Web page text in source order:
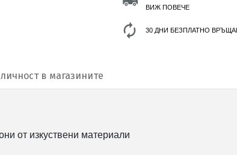
ВИЖ ПОВЕЧЕ
30 ДНИ БЕЗПЛАТНО
в магазините
от изкуствени материали